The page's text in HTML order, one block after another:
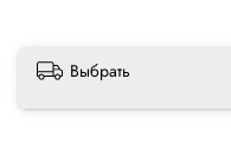
Выбрать